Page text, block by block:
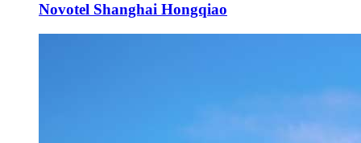
Novotel Shanghai Hongqiao